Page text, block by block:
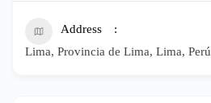
Address
Lima, Provincia de Lima, Lima, Perú